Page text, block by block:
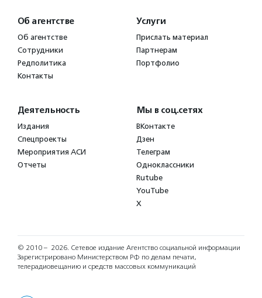
Об агентстве
Об агентстве
Сотрудники
Редполитика
Контакты
Услуги
Прислать материал
Партнерам
Портфолио
Деятельность
Издания
Спецпроекты
Мероприятия АСИ
Отчеты
Мы в соц.сетях
ВКонтакте
Дзен
Телеграм
Одноклассники
Rutube
YouTube
X
© 2010 – 2026. Сетевое издание Агентство социальной информации
Зарегистрировано Министерством РФ по делам печати,
телерадиовещанию и средств массовых коммуникаций